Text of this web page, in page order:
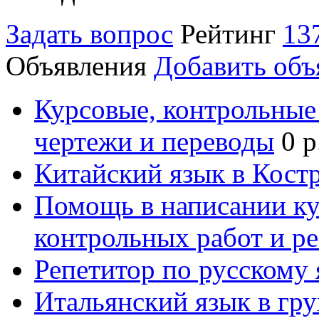
Задать вопрос Рейтинг
Объявления Добавить
Курсовые,
чертежи и переводы 0
Китайский язык в
Помощь в написании
контрольных работ и
Репетитор по русскому
Итальянский язык в